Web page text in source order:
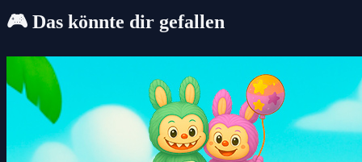
🎮 Das könnte dir gefallen